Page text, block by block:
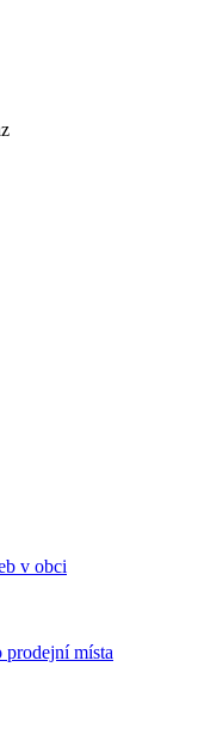
v obci
prodejní místa